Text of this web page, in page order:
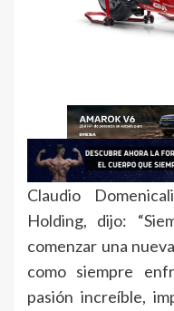
Claudio
Holding, dijo:
comenzar una
como siempre
pasión increíble,